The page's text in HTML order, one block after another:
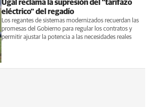
Ugal reclama la supresión del "tarifazo
eléctrico" del regadío
Los regantes de sistemas modernizados recuerdan las
promesas del Gobierno para regular los contratos y
permitir ajustar la potencia a las necesidades reales